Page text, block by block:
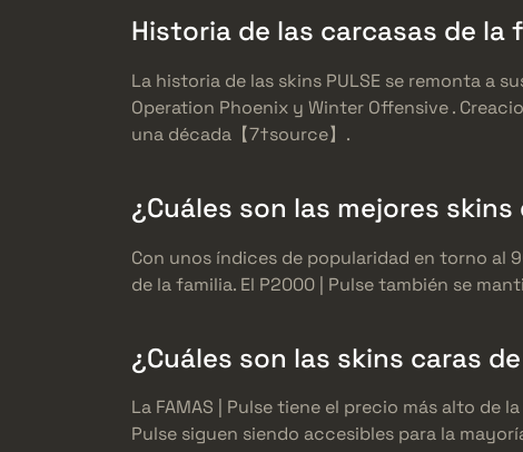
Historia de las carcasas de la
La historia de las skins PULSE se remonta a
Operation Phoenix y Winter Offensive .
una década【7†source】.
¿Cuáles son las mejores skins
Con unos índices de popularidad en torno al
de la familia. El P2000 | Pulse también se
¿Cuáles son las skins caras de
La FAMAS | Pulse tiene el precio más alto de
Pulse siguen siendo accesibles para la